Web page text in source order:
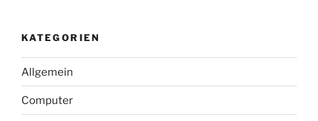
KATEGORIEN
Allgemein
Computer